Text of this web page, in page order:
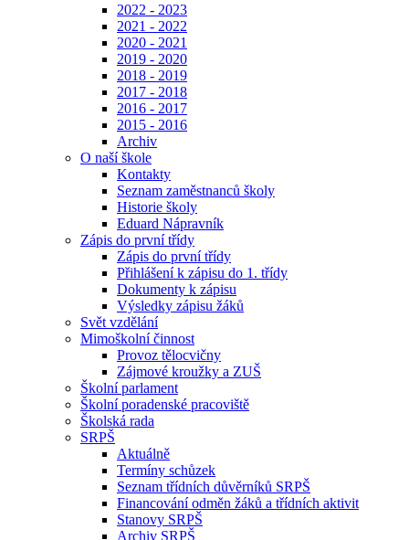
2022 - 2023
2021 - 2022
2020 - 2021
2019 - 2020
2018 - 2019
2017 - 2018
2016 - 2017
2015 - 2016
Archiv
O naší škole
Kontakty
Seznam zaměstnanců školy
Historie školy
Eduard Nápravník
Zápis do první třídy
Zápis do první třídy
Přihlášení k zápisu do 1. třídy
Dokumenty k zápisu
Výsledky zápisu žáků
Svět vzdělání
Mimoškolní činnost
Provoz tělocvičny
Zájmové kroužky a ZUŠ
Školní parlament
Školní poradenské pracoviště
Školská rada
SRPŠ
Aktuálně
Termíny schůzek
Seznam třídních důvěrníků SRPŠ
Financování odměn žáků a třídních aktivit
Stanovy SRPŠ
Archiv SRPŠ